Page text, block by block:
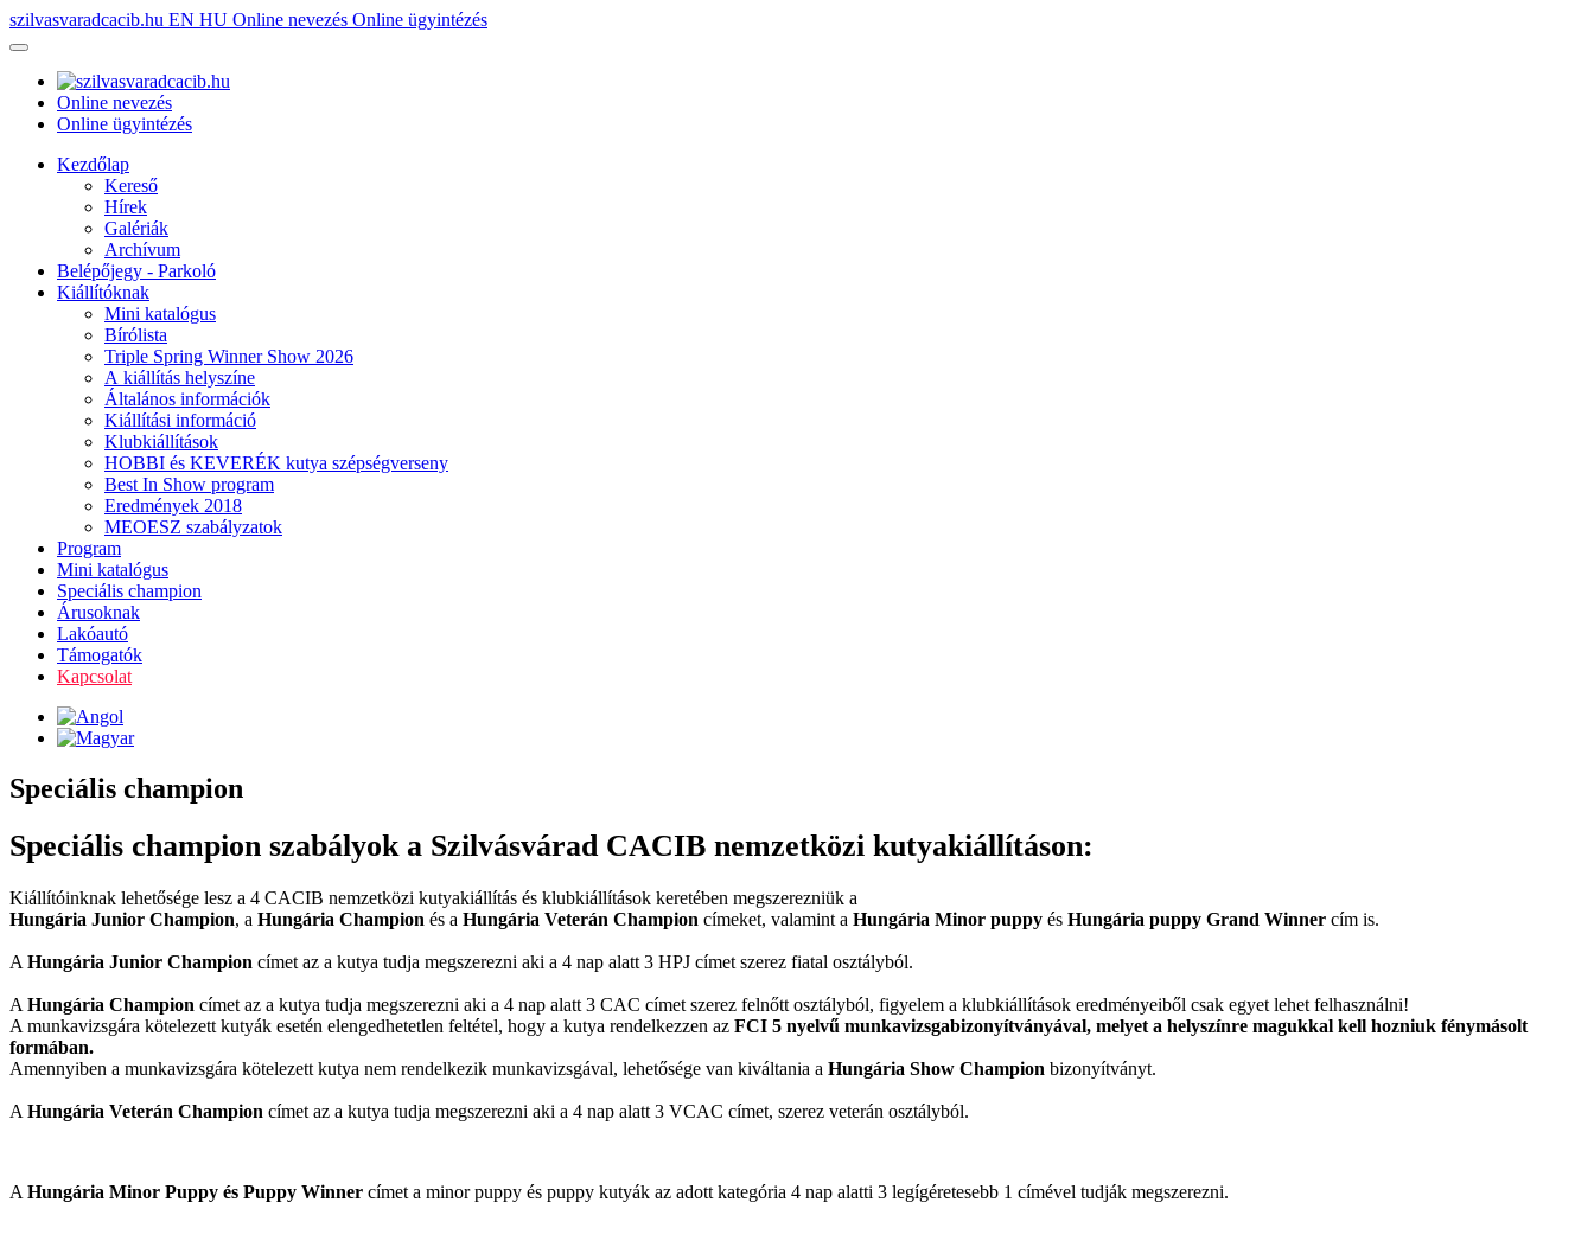
szilvasvaradcacib.hu EN HU Online nevezés Online ügyintézés
Online nevezés
Online ügyintézés
Kezdőlap
Kereső
Hírek
Galériák
Archívum
Belépőjegy - Parkoló
Kiállítóknak
Mini katalógus
Bírólista
Triple Spring Winner Show 2026
A kiállítás helyszíne
Általános információk
Kiállítási információ
Klubkiállítások
HOBBI és KEVERÉK kutya szépségverseny
Best In Show program
Eredmények 2018
MEOESZ szabályzatok
Program
Mini katalógus
Speciális champion
Árusoknak
Lakóautó
Támogatók
Kapcsolat
Speciális champion
Speciális champion szabályok a Szilvásvárad CACIB nemzetközi kutyakiállításon:
Kiállítóinknak lehetősége lesz a 4 CACIB nemzetközi kutyakiállítás és klubkiállítások keretében megszerezniük a
Hungária Junior Champion, a Hungária Champion és a Hungária Veterán Champion címeket, valamint a Hungária Minor puppy és Hungária puppy Grand Winner cím is.
A Hungária Junior Champion címet az a kutya tudja megszerezni aki a 4 nap alatt 3 HPJ címet szerez fiatal osztályból.
A Hungária Champion címet az a kutya tudja megszerezni aki a 4 nap alatt 3 CAC címet szerez felnőtt osztályból, figyelem a klubkiállítások eredményeiből csak egyet lehet felhasználni!
A munkavizsgára kötelezett kutyák esetén elengedhetetlen feltétel, hogy a kutya rendelkezzen az FCI 5 nyelvű munkavizsgabizonyítványával, melyet a helyszínre magukkal kell hozniuk fénymásolt
formában.
Amennyiben a munkavizsgára kötelezett kutya nem rendelkezik munkavizsgával, lehetősége van kiváltania a Hungária Show Champion bizonyítványt.
A Hungária Veterán Champion címet az a kutya tudja megszerezni aki a 4 nap alatt 3 VCAC címet, szerez veterán osztályból.
A Hungária Minor Puppy és Puppy Winner címet a minor puppy és puppy kutyák az adott kategória 4 nap alatti 3 legígéretesebb 1 címével tudják megszerezni.